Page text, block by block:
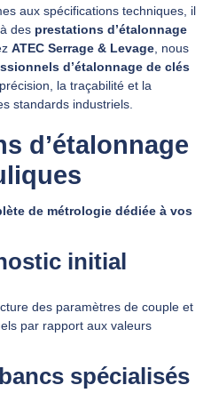
UN DEVIS
aux spécifications techniques, il
des prestations d’étalonnage
ATEC Serrage & Levage , nous
d’étalonnage de clés
la traçabilité et la
standards industriels.
d’étalonnage
de métrologie dédiée à vos
initial
des paramètres de couple et
par rapport aux valeurs
spécialisés